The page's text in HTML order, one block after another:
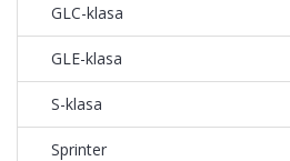
GLC-klasa
GLE-klasa
S-klasa
Sprinter